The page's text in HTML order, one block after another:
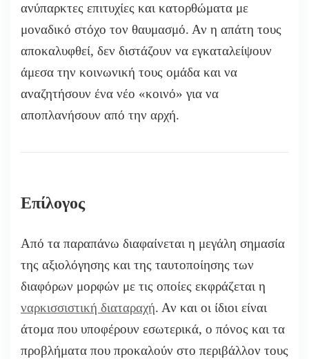
ανύπαρκτες επιτυχίες και κατορθώματα με
μοναδικό στόχο τον θαυμασμό. Αν η απάτη τους
αποκαλυφθεί, δεν διστάζουν να εγκαταλείψουν
άμεσα την κοινωνική τους ομάδα και να
αναζητήσουν ένα νέο «κοινό» για να
αποπλανήσουν από την αρχή.
Επίλογος
Από τα παραπάνω διαφαίνεται η μεγάλη σημασία
της αξιολόγησης και της ταυτοποίησης των
διαφόρων μορφών με τις οποίες εκφράζεται η
ναρκισσιστική διαταραχή. Αν και οι ίδιοι είναι
άτομα που υποφέρουν εσωτερικά, ο πόνος και τα
προβλήματα που προκαλούν στο περιβάλλον τους